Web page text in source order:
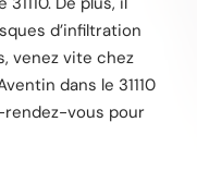
d’infiltration
venez vite chez
dans le 31110
rendez-vous pour